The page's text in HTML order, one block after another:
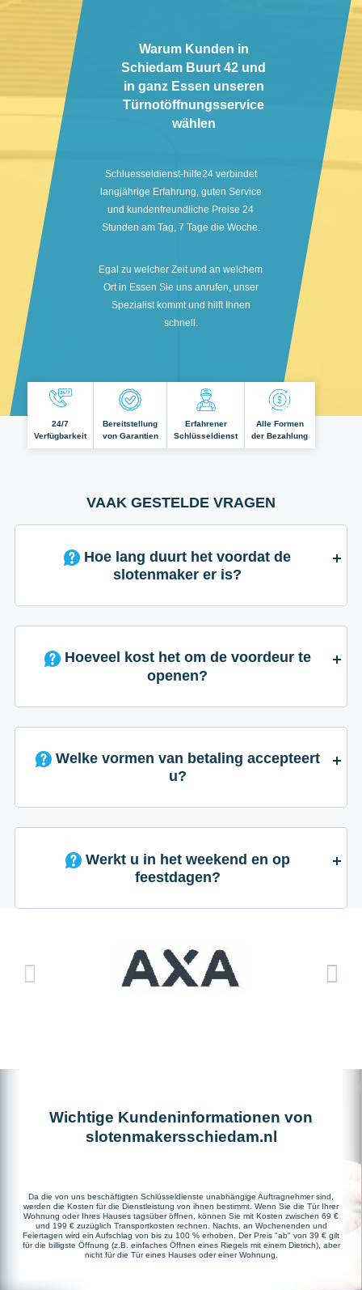
Warum Kunden in
Schiedam Buurt 42 und
in ganz Essen unseren
Türnotöffnungsservice
wählen
Schluesseldienst-hilfe24 verbindet
langjährige Erfahrung, guten Service
und kundenfreundliche Preise 24
Stunden am Tag, 7 Tage die Woche.
Egal zu welcher Zeit und an welchem
Ort in Essen Sie uns anrufen, unser
Spezialist kommt und hilft Ihnen
schnell.
24/7
Verfügbarkeit
Bereitstellung
von Garantien
Erfahrener
Schlüsseldienst
Alle Formen
der Bezahlung
VAAK GESTELDE VRAGEN
slotenmaker er is?
Hoeveel kost het om de voordeur te
openen?
Welke vormen van betaling accepteert
u?
Werkt u in het weekend en op
feestdagen?
Wichtige Kundeninformationen von
slotenmakersschiedam.nl
Da die von uns beschäftigten Schlüsseldienste unabhängige Auftragnehmer sind,
werden die Kosten für die Dienstleistung von ihnen bestimmt. Wenn Sie die Tür Ihrer
Wohnung oder Ihres Hauses tagsüber öffnen, können Sie mit Kosten zwischen 69 €
und 199 € zuzüglich Transportkosten rechnen. Nachts, an Wochenenden und
Feiertagen wird ein Aufschlag von bis zu 100 % erhoben. Der Preis "ab" von 39 € gilt
für die billigste Öffnung (z.B. einfaches Öffnen eines Riegels mit einem Dietrich), aber
nicht für die Tür eines Hauses oder einer Wohnung.